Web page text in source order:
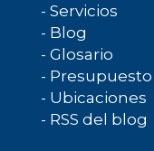
- Servicios
- Blog
- Glosario
- Presupuesto
- Ubicaciones
- RSS del blog